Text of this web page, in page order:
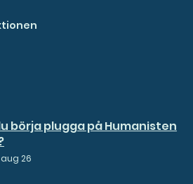
börja plugga på Humanisten
26